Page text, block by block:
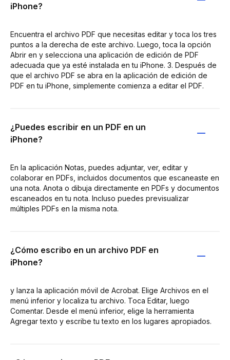
iPhone?
Encuentra el archivo PDF que necesitas editar y toca los tres
puntos a la derecha de este archivo. Luego, toca la opción
Abrir en y selecciona una aplicación de edición de PDF
adecuada que ya esté instalada en tu iPhone. 3. Después de
que el archivo PDF se abra en la aplicación de edición de
PDF en tu iPhone, simplemente comienza a editar el PDF.
¿Puedes escribir en un PDF en un
iPhone?
En la aplicación Notas, puedes adjuntar, ver, editar y
colaborar en PDFs, incluidos documentos que escaneaste en
una nota. Anota o dibuja directamente en PDFs y documentos
escaneados en tu nota. Incluso puedes previsualizar
múltiples PDFs en la misma nota.
¿Cómo escribo en un archivo PDF en
iPhone?
y lanza la aplicación móvil de Acrobat. Elige Archivos en el
menú inferior y localiza tu archivo. Toca Editar, luego
Comentar. Desde el menú inferior, elige la herramienta
Agregar texto y escribe tu texto en los lugares apropiados.